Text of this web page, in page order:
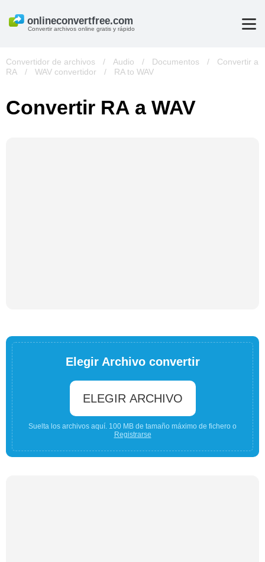
Convertir archivos online gratis y rápido
Convertidor de archivos / Audio / Documentos /
Convertir a
RA
/ WAV convertidor / RA to WAV
Convertir RA a WAV
Elegir Archivo convertir
ELEGIR ARCHIVO
Suelta los archivos aquí. 100 MB de tamaño máximo de fichero o
Registrarse